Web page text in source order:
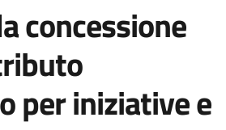
concessione
per iniziative e